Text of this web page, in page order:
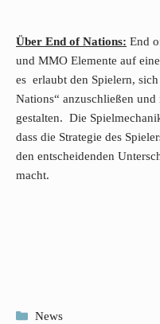
Über End of Nations: End
und MMO Elemente auf
es erlaubt den Spielern,
Nations“ anzuschließen
gestalten. Die
dass die Strategie des
den entscheidenden
macht.
Kategorien
News